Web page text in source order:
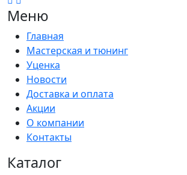
Меню
Главная
Мастерская и тюнинг
Уценка
Новости
Доставка и оплата
Акции
О компании
Контакты
Каталог